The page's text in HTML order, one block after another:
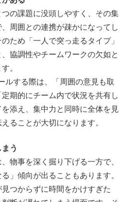
の課題に没頭しやすく、その集
周囲との連携が疎かになってし
ため「一人で突っ走るタイプ」
協調性やチームワークの欠如と
。
ルする際は、「周囲の意見も取
期的にチーム内で状況を共有し
添え、集中力と同時に全体を見
ることが大切になります。
う
物事を深く掘り下げる一方で、
」傾向が出ることもあります。
つからずに時間をかけすぎた